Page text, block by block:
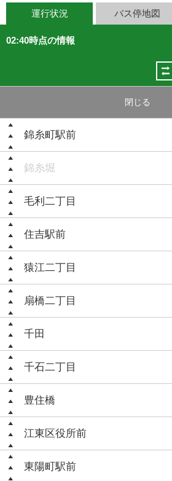
運行状況 バス停地図
02:40時点の情報
閉じる
錦糸町駅前
錦糸堀
毛利二丁目
住吉駅前
猿江二丁目
扇橋二丁目
千田
千石二丁目
豊住橋
江東区役所前
東陽町駅前